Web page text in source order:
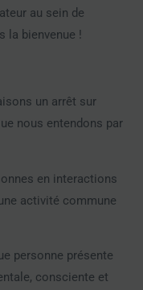
au sein de
la bienvenue !
un arrêt sur
nous entendons par
en interactions
activité commune
personne présente
consciente et